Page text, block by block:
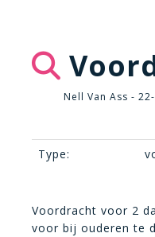
Nell Van Ass -
Type:
Voordracht voor 2
voor bij ouderen te